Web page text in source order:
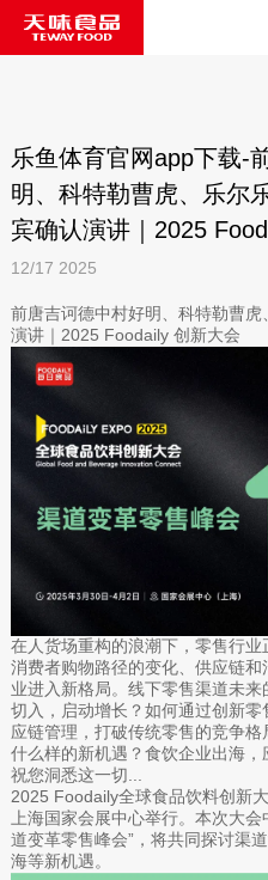
乐鱼体育官网app下载-
明、科特勒曹虎、乐尔
宾确认演讲｜2025
12/17 2025
前唐吉诃德中村好明、科特勒曹
演讲｜2025 Foodaily 创新大会
在人货场重构的浪潮下，零售行业
消费者购物路径的变化、供应链
业进入新格局。线下零售渠道未
切入，启动增长？如何通过创新
应链管理，打破传统零售的竞争
什么样的新机遇？食饮企业出海
祝您洞悉这一切...
2025 Foodaily全球食品饮料创新
上海国家会展中心举行。本次大
道变革零售峰会”，将共同探讨渠
海等新机遇。